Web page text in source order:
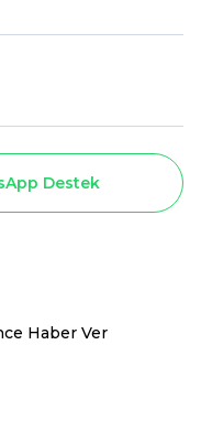
Destek
Haber Ver